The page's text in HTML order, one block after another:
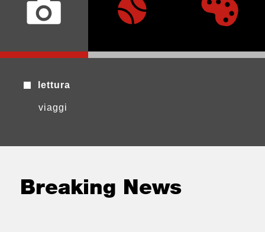
lettura
viaggi
Breaking News